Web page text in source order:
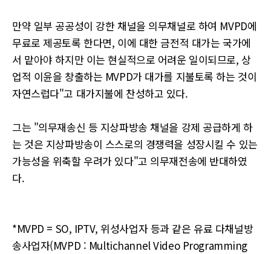
만약 일부 공공성이 강한 채널을 의무채널로 하여 MVPD에
무료로 제공토록 한다면, 이에 대한 금전적 대가는 국가에
서 맡아야 하지만 이는 현실적으로 어려운 일이되므로, 상
업적 이윤을 창출하는 MVPD가 대가를 지불토록 하는 것이
자연스럽다"고 대가지불에 찬성하고 있다.
그는 "의무재송신 등 지상파방송 채널을 강제 공급하게 하
는 것은 지상파방송이 스스로의 경쟁력을 성장시킬 수 있는
가능성을 위축할 우려가 있다"고 의무재전송에 반대하였
다.
*MVPD = SO, IPTV, 위성사업자 등과 같은 유료 다채널방
송사업자(MVPD : Multichannel Video Programming